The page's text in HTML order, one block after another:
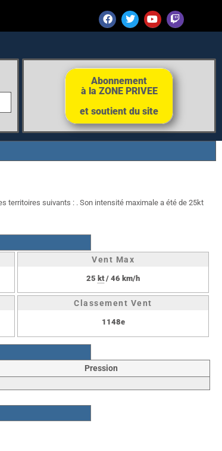
Abonnement
à la ZONE PRIVEE
et soutient du site
territoires suivants : . Son intensité maximale a été de 25kt
Vent Max
25 kt/ 46 km/h
Classement Vent
1148e
Pression